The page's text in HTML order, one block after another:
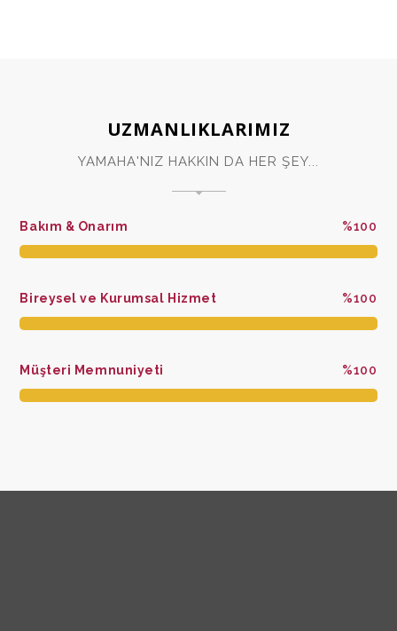
UZMANLIKLARIMIZ
YAMAHA'NIZ HAKKIN DA HER ŞEY...
Bakım & Onarım %100
Bireysel ve Kurumsal Hizmet %100
Müşteri Memnuniyeti %100